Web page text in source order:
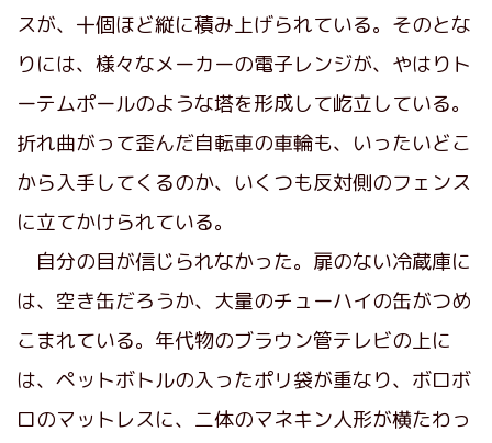
スが、十個ほど縦に積み上げられている。そのとな
りには、様々なメーカーの電子レンジが、やはりト
ーテムポールのような塔を形成して屹立している。
折れ曲がって歪んだ自転車の車輪も、いったいどこ
から入手してくるのか、いくつも反対側のフェンス
に立てかけられている。
自分の目が信じられなかった。扉のない冷蔵庫に
は、空き缶だろうか、大量のチューハイの缶がつめ
こまれている。年代物のブラウン管テレビの上に
は、ペットボトルの入ったポリ袋が重なり、ボロボ
ロのマットレスに、二体のマネキン人形が横たわっ